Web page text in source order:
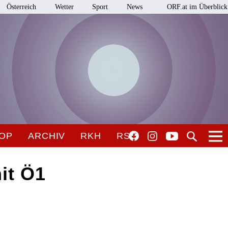
Österreich Wetter Sport News ORF.at im Überblick
ARCHIV RKH RSO
Ö1